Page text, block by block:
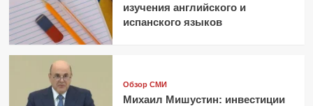
изучения английского и
испанского языков
Обзор СМИ
Михаил Мишустин: инвестиции